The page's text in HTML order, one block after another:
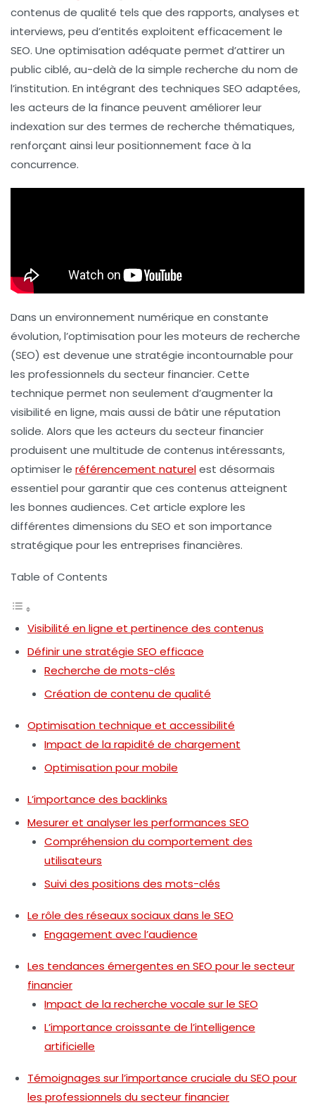
contenus de qualité tels que des rapports,analyses et
interviews, peu d’entités exploitent efficacement le
SEO. Une optimisation adéquate permet d’attirer un
public ciblé, au-delà de la simple recherche du nom de
l’institution. En intégrant des techniques SEO adaptées,
les acteurs de la finance peuvent améliorer leur
indexation sur des termes de recherche thématiques,
renforçant ainsi leur positionnement face à la
concurrence.
Dans un environnement numérique en constante
évolution,l’optimisation pour les moteurs de recherche
(SEO) est devenue une stratégie incontournable pour
les professionnels du secteur financier. Cette
technique permet non seulement d’augmenter la
visibilité en ligne, mais aussi de bâtir une réputation
solide. Alors que les acteurs du secteur financier
produisent une multitude de contenus intéressants,
optimiser le référencement naturelest désormais
essentiel pour garantir que ces contenus atteignent
les bonnes audiences. Cet article explore les
différentes dimensions du SEO et son importance
stratégique pour les entreprises financières.
Table of Contents
Visibilité en ligne et pertinence des contenus
Définir une stratégie SEO efficace
Recherche de mots-clés
Création de contenu de qualité
Optimisation technique et accessibilité
Impact de la rapidité de chargement
Optimisation pour mobile
L’importance des backlinks
Mesurer et analyser les performances SEO
Compréhension du comportement des
utilisateurs
Suivi des positions des mots-clés
Le rôle des réseaux sociaux dans le SEO
Engagement avec l’audience
Les tendances émergentes en SEO pour le secteur
financier
Impact de la recherche vocale sur le SEO
L’importance croissante de l’intelligence
artificielle
Témoignages sur l’importance cruciale du SEO pour
les professionnels du secteur financier